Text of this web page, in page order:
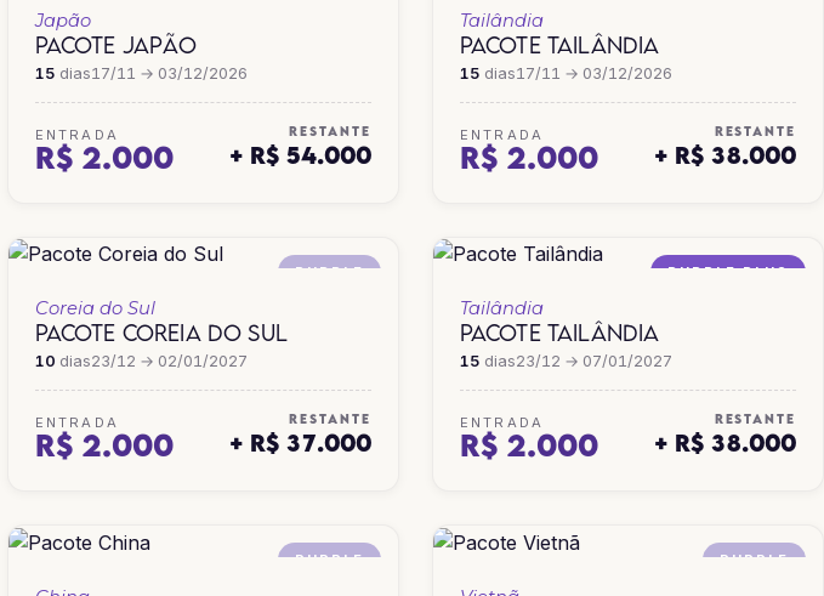
Japão
PACOTE JAPÃO
15 dias17/11 → 03/12/2026
ENTRADA
R$ 2.000
RESTANTE
+ R$ 54.000
Tailândia
PACOTE TAILÂNDIA
15 dias17/11 → 03/12/2026
ENTRADA
R$ 2.000
RESTANTE
+ R$ 38.000
PURPLE
Coreia do Sul
PACOTE COREIA DO SUL
10 dias23/12 → 02/01/2027
ENTRADA
R$ 2.000
RESTANTE
+ R$ 37.000
PURPLE PLUS
Tailândia
PACOTE TAILÂNDIA
15 dias23/12 → 07/01/2027
ENTRADA
R$ 2.000
RESTANTE
+ R$ 38.000
PURPLE PURPLE